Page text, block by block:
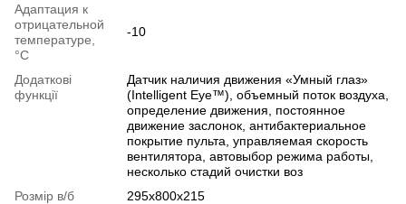
Адаптация к
отрицательной
температуре,
°C
-10
Додаткові
функції
Датчик наличия движения «Умный глаз»
(Intelligent Eye™), объемный поток воздуха,
определение движения, постоянное
движение заслонок, антибактериальное
покрытие пульта, управляемая скорость
вентилятора, автовыбор режима работы,
несколько стадий очистки воз
Розмір в/б
295х800х215